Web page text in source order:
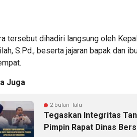
tersebut dihadiri langsung oleh
S.Pd., beserta jajaran bapak dan
Juga
2 bulan lalu
Tegaskan Integritas
Pimpin Rapat Dinas